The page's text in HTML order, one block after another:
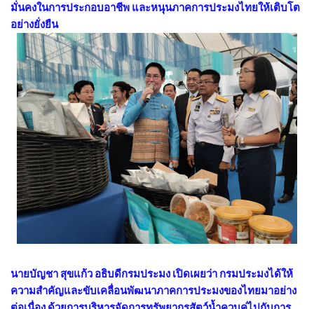
มั่นคงในการประกอบอาชีพ และหนุนภาคการประมงไทยให้เติบโต
อย่างยั่งยืน
นายบัญชา สุขแก้ว อธิบดีกรมประมง เปิดเผยว่า กรมประมงได้ให้
ความสำคัญและขับเคลื่อนพัฒนาภาคการประมงของไทยมาอย่าง